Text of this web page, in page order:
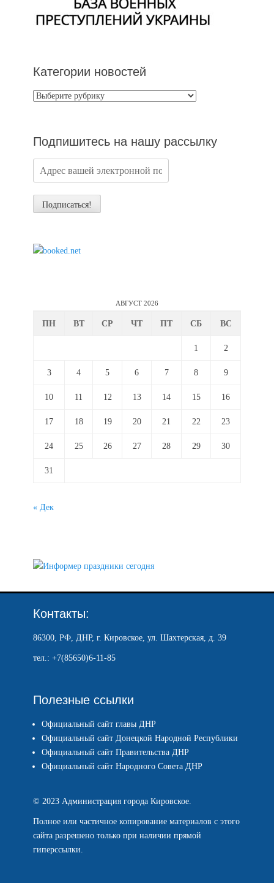
Категории новостей
Категории
Подпишитесь на нашу рассылку
АВГУСТ 2026
ПН ВТ СР ЧТ ПТ СБ ВС
1 2
3 4 5 6 7 8 9
10 11 12 13 14 15 16
17 18 19 20 21 22 23
24 25 26 27 28 29 30
31
« Дек
Контакты:
86300, РФ, ДНР, г. Кировское, ул. Шахтерская, д. 39
тел.: +7(85650)6-11-85
Полезные ссылки
Официальный сайт главы ДНР
Официальный сайт Донецкой Народной Республики
Официальный сайт Правительства ДНР
Официальный сайт Народного Совета ДНР
© 2023 Администрация города Кировское.
Полное или частичное копирование материалов с этого
сайта разрешено только при наличии прямой
гиперссылки.